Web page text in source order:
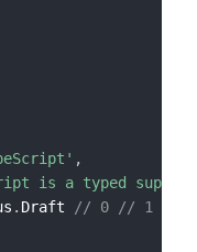
,
is a typed
. Draft
// 0 // 1 // 2